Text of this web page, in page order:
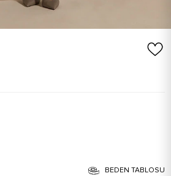
BEDEN TABLOSU